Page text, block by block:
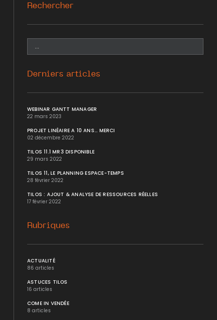
Rechercher
Derniers articles
WEBINAR GANTT MANAGER
22 mars 2023
PROJET LINÉAIRE A 10 ANS... MERCI
02 décembre 2022
TILOS 11.1 MR3 DISPONIBLE
29 mars 2022
TILOS 11, LE PLANNING ESPACE-TEMPS
28 février 2022
TILOS : AJOUT & ANALYSE DE RESSOURCES RÉELLES
17 février 2022
Rubriques
ACTUALITÉ
86 articles
ASTUCES TILOS
16 articles
COME IN VENDÉE
8 articles